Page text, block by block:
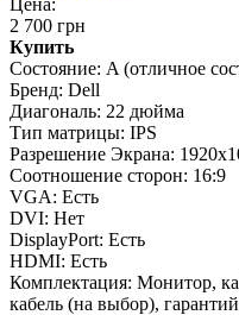
2 700 грн
Купить
Состояние: A (отличное
Бренд: Dell
Диагональ: 22 дюйма
Тип матрицы: IPS
Разрешение Экрана:
Соотношение сторон: 16:9
VGA: Есть
DVI: Нет
DisplayPort: Есть
HDMI: Есть
Комплектация: Монитор,
кабель (на выбор),